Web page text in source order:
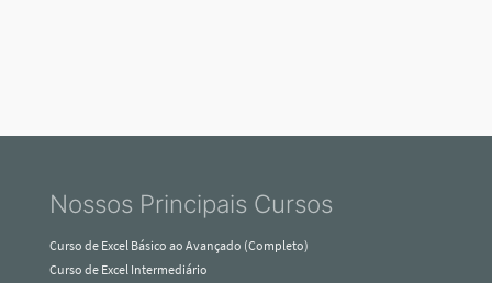
Nossos Principais Cursos
Curso de Excel Básico ao Avançado (Completo)
Curso de Excel Intermediário